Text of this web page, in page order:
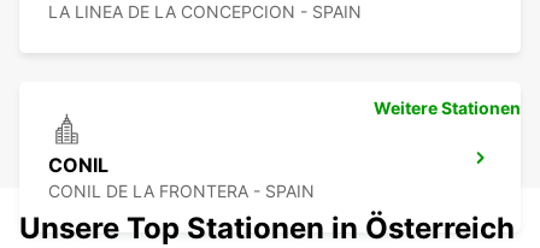
LA LINEA DE LA CONCEPCION - SPAIN
CONIL
CONIL DE LA FRONTERA - SPAIN
Weitere Stationen
Unsere Top Stationen in Österreich